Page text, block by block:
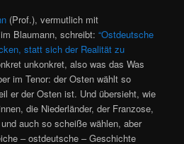
(Prof.), vermutlich mit
Blaumann, schreibt:“Ostdeutsche
statt sich der Realität zu
unkonkret, also was das Was
im Tenor: der Osten wählt so
er der Osten ist. Und übersieht, wie
die Niederländer, der Franzose,
auch so scheiße wählen, aber
– ostdeutsche – Geschichte